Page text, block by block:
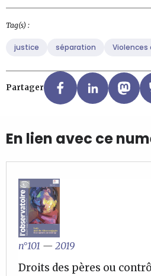
Tag(s) :
justice séparation Violences
Partager
En lien avec ce
n°101 — 2019
Droits des pères ou